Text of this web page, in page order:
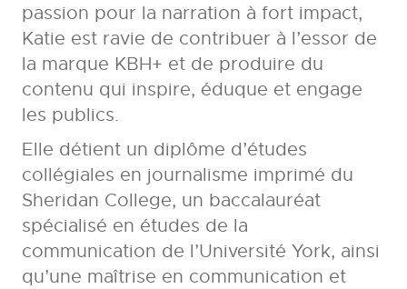
passion pour la narration à fort impact,
Katie est ravie de contribuer à l’essor de
la marque KBH+ et de produire du
contenu qui inspire, éduque et engage
les publics.
Elle détient un diplôme d’études
collégiales en journalisme imprimé du
Sheridan College, un baccalauréat
spécialisé en études de la
communication de l’Université York, ainsi
qu’une maîtrise en communication et